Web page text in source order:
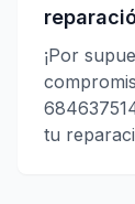
¡Por
tu